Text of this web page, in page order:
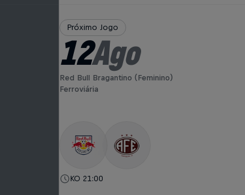
Próximo Jogo
12Ago
Red Bull Bragantino (Feminino)
Ferroviária
KO 21:00